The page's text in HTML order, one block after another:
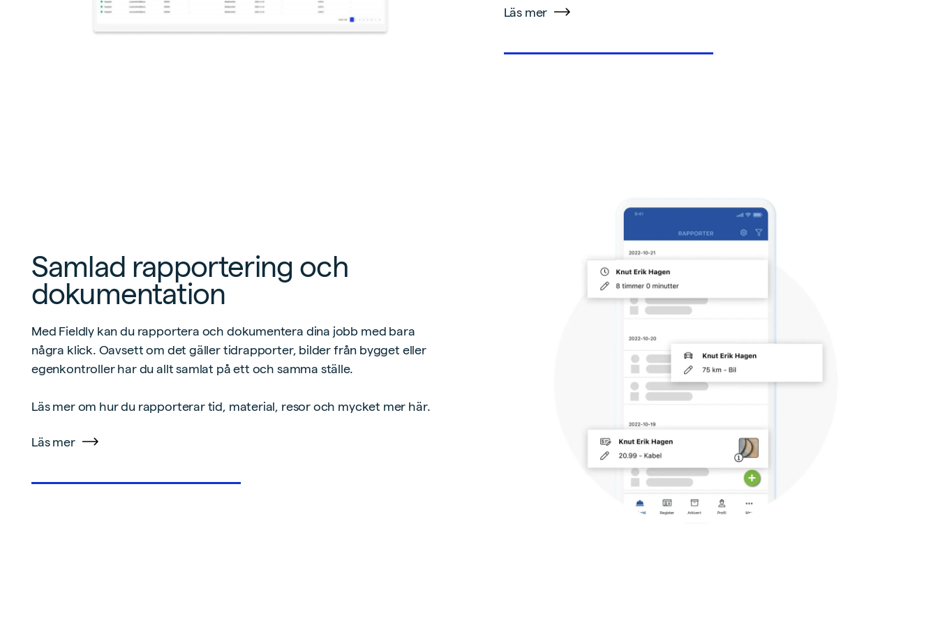
Läs mer
Samlad rapportering och
dokumentation
Med Fieldly kan du rapportera och dokumentera dina jobb med bara
några klick. Oavsett om det gäller tidrapporter, bilder från bygget eller
egenkontroller har du allt samlat på ett och samma ställe.
Läs mer om hur du rapporterar tid, material, resor och mycket mer här.
Läs mer